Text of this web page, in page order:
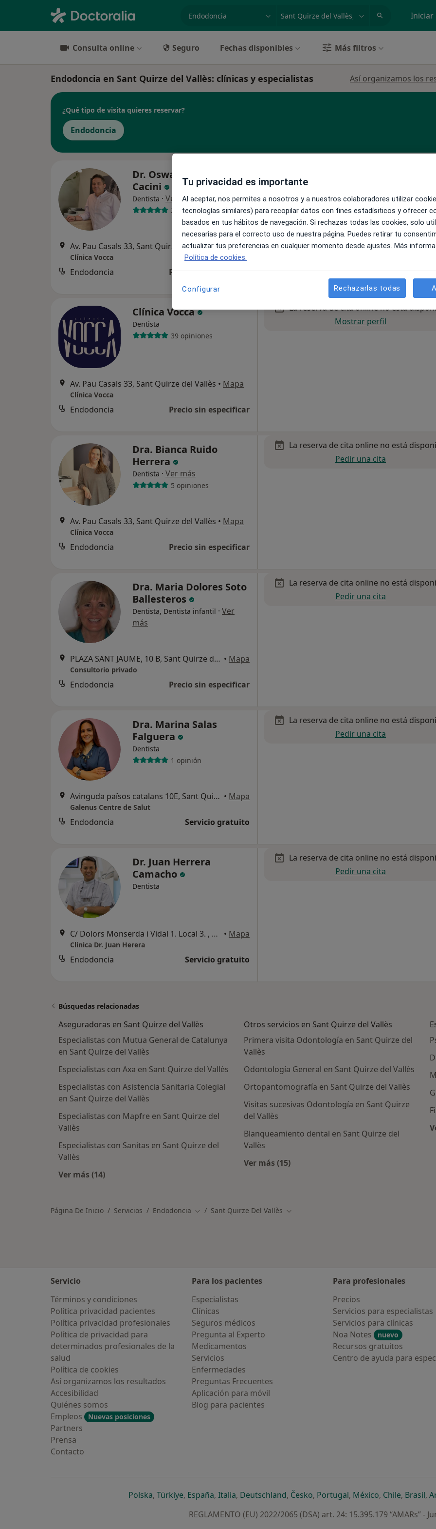
Iniciar
Consulta online Seguro Fechas disponibles Más filtros
Endodoncia en Sant Quirze del Vallès: clínicas y especialistas Así organizamos los
¿Qué tipo de visita quieres reservar?
Endodoncia
Dr. Oswaldo Carvallo
Cacini
Dentista · Ver más
27 opiniones
Av. Pau Casals 33, Sant Quirze del Vallès •Mapa
Clínica Vocca
Endodoncia Precio sin especificar
Clínica Vocca
Dentista
39 opiniones
Av. Pau Casals 33, Sant Quirze del Vallès • Mapa
Clínica Vocca
Endodoncia Precio sin especificar
La reserva de cita online no está
Mostrar perfil
Dra. Bianca Ruido
Herrera
Dentista · Ver más
5 opiniones
Av. Pau Casals 33, Sant Quirze del Vallès • Mapa
Clínica Vocca
Endodoncia Precio sin especificar
La reserva de cita online no está
Pedir una cita
Dra. Maria Dolores Soto
Ballesteros
Dentista, Dentista infantil · Ver
más
PLAZA SANT JAUME, 10 B, Sant Quirze del Vallès • Mapa
Consultorio privado
Endodoncia Precio sin especificar
La reserva de cita online no está
Pedir una cita
Dra. Marina Salas
Falguera
Dentista
1 opinión
Avinguda països catalans 10E, Sant Quirze del Vallès • Mapa
Galenus Centre de Salut
Endodoncia Servicio gratuito
La reserva de cita online no está
Pedir una cita
Dr. Juan Herrera
Camacho
Dentista
C/ Dolors Monserda i Vidal 1. Local 3. , Sant Quirze del Vallès • Mapa
Clinica Dr. Juan Herera
Endodoncia Servicio gratuito
La reserva de cita online no está
Pedir una cita
Búsquedas relacionadas
Aseguradoras en Sant Quirze del Vallès
Especialistas con Mutua General de Catalunya
en Sant Quirze del Vallès
Especialistas con Axa en Sant Quirze del Vallès
Especialistas con Asistencia Sanitaria Colegial
en Sant Quirze del Vallès
Especialistas con Mapfre en Sant Quirze del
Vallès
Especialistas con Sanitas en Sant Quirze del
Vallès
Ver más (14)
Otros servicios en Sant Quirze del Vallès
Primera visita Odontología en Sant Quirze del
Vallès
Odontología General en Sant Quirze del Vallès
Ortopantomografía en Sant Quirze del Vallès
Visitas sucesivas Odontología en Sant Quirze
del Vallès
Blanqueamiento dental en Sant Quirze del
Vallès
Ver más (15)
Página De Inicio Servicios Endodoncia Cambiar de ciudad
Sant Quirze Del Vallès Cambiar de ciudad
Servicio
Términos y condiciones
Política privacidad pacientes
Política privacidad profesionales
Política de privacidad para
determinados profesionales de la
salud
Política de cookies
Así organizamos los resultados
Accesibilidad
Quiénes somos
Empleos
Nuevas posiciones
Partners
Prensa
Contacto
Para los pacientes
Especialistas
Clínicas
Seguros médicos
Pregunta al Experto
Medicamentos
Servicios
Enfermedades
Preguntas Frecuentes
Aplicación para móvil
Blog para pacientes
Para profesionales
Precios
Servicios para especialistas
Servicios para clínicas
Noa Notes
nuevo
Recursos gratuitos
Centro de ayuda para
Polskase abre en una nueva pestaña
, Türkiyese abre en una nueva pestaña
, Españase abre en una nueva pestaña
, Italiase abre en una nueva pestaña
, Deutschlandse abre en una nueva pestaña
, Českose abre en una nueva pestaña
, Portugalse abre en una nueva
, Méxicose abre en una
, Chilese abre
, Brasilse
,
REGLAMENTO (EU) 2022/2065 (DSA) art. 24: 15.395.179 “AMARs” -
Tu privacidad es importante
Al aceptar, nos permites a nosotros y a nuestros colaboradores utilizar
tecnologías similares) para recopilar datos con fines estadísiticos y ofrecer
basados en tus hábitos de navegación. Si rechazas todas las cookies, solo
necesarias para el correcto uso de nuestra página. Puedes retirar tu
actualizar tus preferencias en cualquier momento desde ajustes. Más
Política de cookies.
Configurar Rechazarlas todas